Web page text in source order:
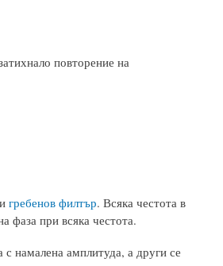
повторение на
гребенов филтър. Всяка честота в
фаза при всяка честота.
с намалена амплитуда, а други се